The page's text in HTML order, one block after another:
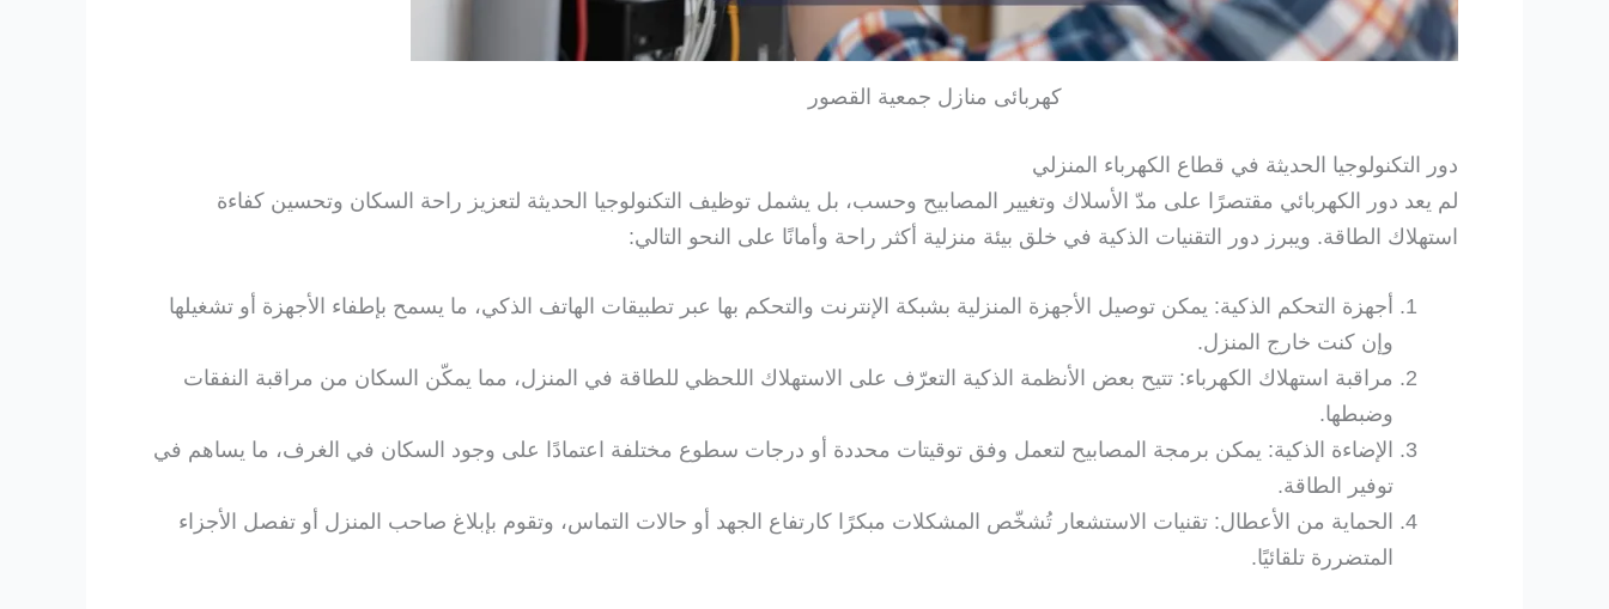
كهربائى منازل جمعية القصور
دور التكنولوجيا الحديثة في قطاع الكهرباء المنزلي
لم يعد دور الكهربائي مقتصرًا على مدّ الأسلاك وتغيير المصابيح وحسب، بل يشمل توظيف التكنولوجيا الحديثة لتعزيز راحة السكان وتحسين كفاءة
استهلاك الطاقة. ويبرز دور التقنيات الذكية في خلق بيئة منزلية أكثر راحة وأمانًا على النحو التالي:
أجهزة التحكم الذكية: يمكن توصيل الأجهزة المنزلية بشبكة الإنترنت والتحكم بها عبر تطبيقات الهاتف الذكي، ما يسمح بإطفاء الأجهزة أو تشغيلها
وإن كنت خارج المنزل.
مراقبة استهلاك الكهرباء: تتيح بعض الأنظمة الذكية التعرّف على الاستهلاك اللحظي للطاقة في المنزل، مما يمكّن السكان من مراقبة النفقات
وضبطها.
الإضاءة الذكية: يمكن برمجة المصابيح لتعمل وفق توقيتات محددة أو درجات سطوع مختلفة اعتمادًا على وجود السكان في الغرف، ما يساهم في
توفير الطاقة.
الحماية من الأعطال: تقنيات الاستشعار تُشخّص المشكلات مبكرًا كارتفاع الجهد أو حالات التماس، وتقوم بإبلاغ صاحب المنزل أو تفصل الأجزاء
المتضررة تلقائيًا.